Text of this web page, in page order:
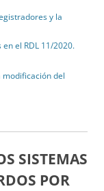
y la
el RDL 11/2020.
modificación del
SISTEMAS
POR